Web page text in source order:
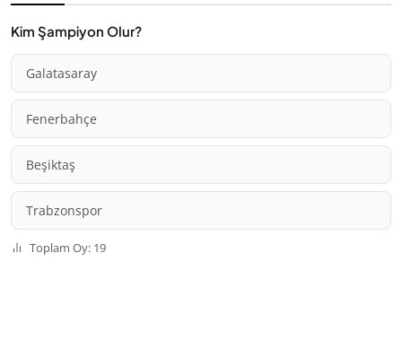
Kim Şampiyon Olur?
Galatasaray
Fenerbahçe
Beşiktaş
Trabzonspor
Toplam Oy: 19